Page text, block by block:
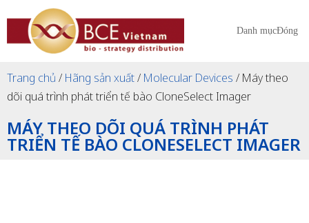
Danh mụcĐóng
Trang chủ / Hãng sản xuất/ Molecular Devices / Máy theo
dõi quá trình phát triển tế bào CloneSelect Imager
MÁY THEO DÕI QUÁ TRÌNH PHÁT
TRIỂN TẾ BÀO CLONESELECT IMAGER